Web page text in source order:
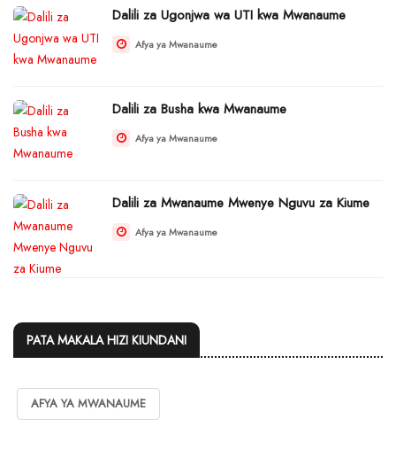
Dalili za Ugonjwa wa UTI kwa Mwanaume
Afya ya Mwanaume
Dalili za Busha kwa Mwanaume
Afya ya Mwanaume
Dalili za Mwanaume Mwenye Nguvu za Kiume
Afya ya Mwanaume
PATA MAKALA HIZI KIUNDANI
AFYA YA MWANAUME